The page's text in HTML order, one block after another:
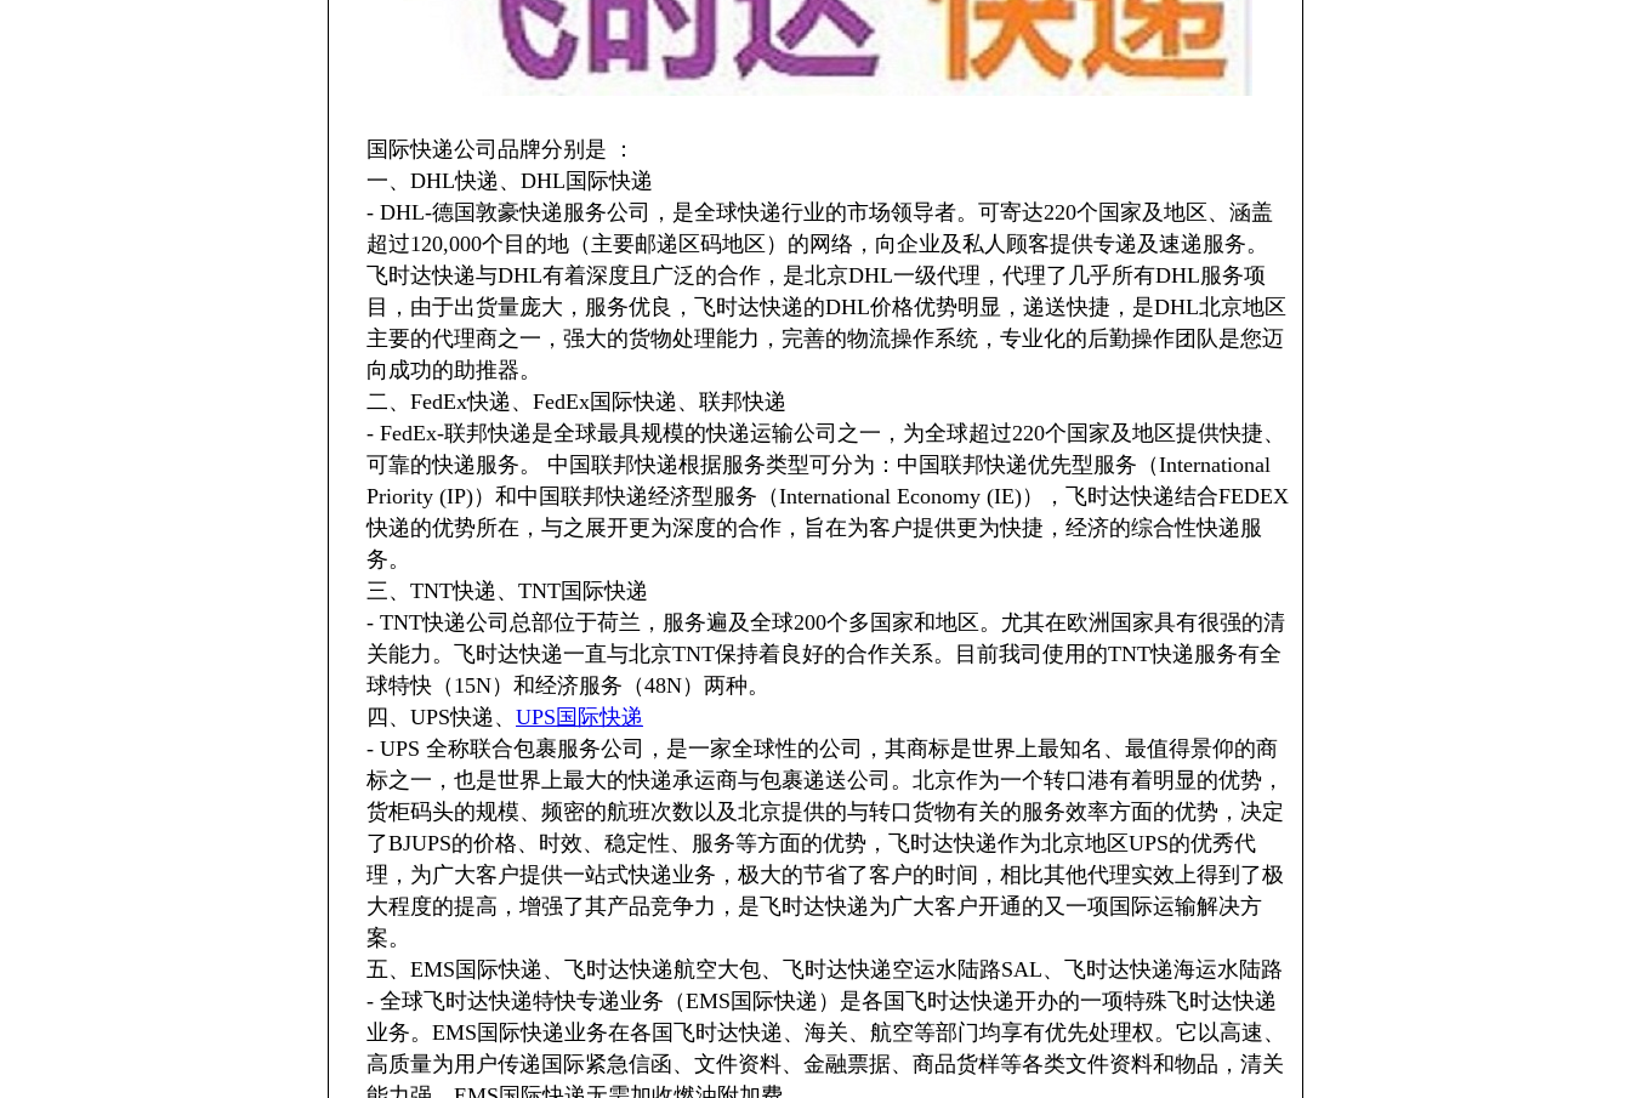
国际快递公司品牌分别是 ：
一、DHL快递、DHL国际快递
- DHL-德国敦豪快递服务公司，是全球快递行业的市场领导者。可寄达220个国家及地区、涵盖
超过120,000个目的地（主要邮递区码地区）的网络，向企业及私人顾客提供专递及速递服务。
飞时达快递与DHL有着深度且广泛的合作，是北京DHL一级代理，代理了几乎所有DHL服务项
目，由于出货量庞大，服务优良，飞时达快递的DHL价格优势明显，递送快捷，是DHL北京地区
主要的代理商之一，强大的货物处理能力，完善的物流操作系统，专业化的后勤操作团队是您迈
向成功的助推器。
二、FedEx快递、FedEx国际快递、联邦快递
- FedEx-联邦快递是全球最具规模的快递运输公司之一，为全球超过220个国家及地区提供快捷、
可靠的快递服务。 中国联邦快递根据服务类型可分为：中国联邦快递优先型服务（International
Priority (IP)）和中国联邦快递经济型服务（International Economy (IE)），飞时达快递结合FEDEX
快递的优势所在，与之展开更为深度的合作，旨在为客户提供更为快捷，经济的综合性快递服
务。
三、TNT快递、TNT国际快递
- TNT快递公司总部位于荷兰，服务遍及全球200个多国家和地区。尤其在欧洲国家具有很强的清
关能力。飞时达快递一直与北京TNT保持着良好的合作关系。目前我司使用的TNT快递服务有全
球特快（15N）和经济服务（48N）两种。
四、UPS快递、 UPS国际快递
- UPS 全称联合包裹服务公司，是一家全球性的公司，其商标是世界上最知名、最值得景仰的商
标之一，也是世界上最大的快递承运商与包裹递送公司。北京作为一个转口港有着明显的优势，
货柜码头的规模、频密的航班次数以及北京提供的与转口货物有关的服务效率方面的优势，决定
了BJUPS的价格、时效、稳定性、服务等方面的优势，飞时达快递作为北京地区UPS的优秀代
理，为广大客户提供一站式快递业务，极大的节省了客户的时间，相比其他代理实效上得到了极
大程度的提高，增强了其产品竞争力，是飞时达快递为广大客户开通的又一项国际运输解决方
案。
五、EMS国际快递、飞时达快递航空大包、飞时达快递空运水陆路SAL、飞时达快递海运水陆路
- 全球飞时达快递特快专递业务（EMS国际快递）是各国飞时达快递开办的一项特殊飞时达快递
业务。EMS国际快递业务在各国飞时达快递、海关、航空等部门均享有优先处理权。它以高速、
高质量为用户传递国际紧急信函、文件资料、金融票据、商品货样等各类文件资料和物品，清关